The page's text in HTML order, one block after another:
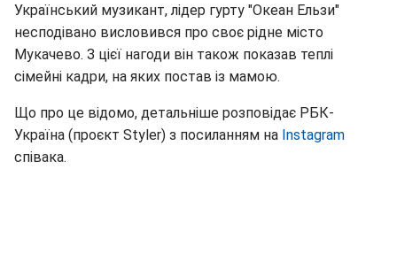
Український музикант, лідер гурту "Океан Ельзи"
несподівано висловився про своє рідне місто
Мукачево. З цієї нагоди він також показав теплі
сімейні кадри, на яких постав із мамою.
Що про це відомо, детальніше розповідає РБК-
Україна (проєкт Styler) з посиланням на Instagram
співака.